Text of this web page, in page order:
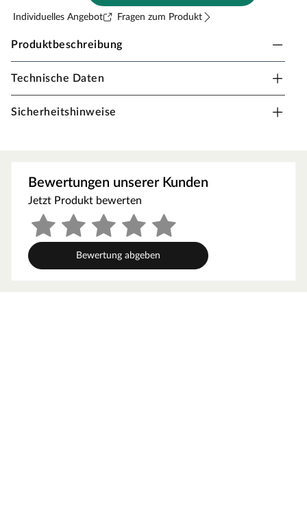
Individuelles Angebot Fragen zum Produkt
Produktbeschreibung
Heißschmelzkleber HKS 18/300
Heißklebepistole HKP 220 oder HKP 2.0. Besonders
Stickdurchmesser ist 100 % akkurat (abweichende
Hochwertige Rohstoffe stellen eine gleichbleibende
Verklebequalität sicher
andere Sticks haben u.a. eine längere offene Zeit und
Technische Daten
Sicherheitshinweise
Bewertungen unserer Kunden
Jetzt Produkt bewerten
Bewertung abgeben